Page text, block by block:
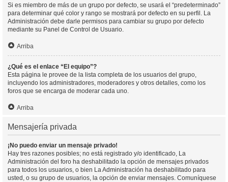
Si es miembro de más de un grupo por defecto, se usará el “predeterminado”
para determinar qué color y rango se mostrará por defecto en su perfil. La
Administración debe darle permisos para cambiar su grupo por defecto
mediante su Panel de Control de Usuario.
Arriba
¿Qué es el enlace “El equipo”?
Esta página le provee de la lista completa de los usuarios del grupo,
incluyendo los administradores, moderadores y otros detalles, como los
foros que se encarga de moderar cada uno.
Arriba
Mensajería privada
¡No puedo enviar un mensaje privado!
Hay tres razones posibles; no está registrado y/o identificado, La
Administración del foro ha deshabilitado la opción de mensajes privados
para todos los usuarios, o bien La Administración ha deshabilitado para
usted, o su grupo de usuarios, la opción de enviar mensajes. Comuníquese